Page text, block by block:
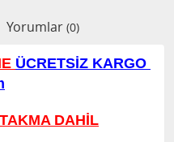
Yorumlar (0)
ÜCRETSİZ KARGO
DAHİL